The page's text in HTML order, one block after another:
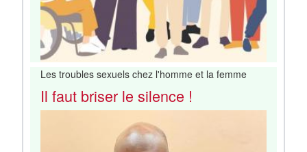
Les troubles sexuels chez l'homme et la femme
Il faut briser le silence !